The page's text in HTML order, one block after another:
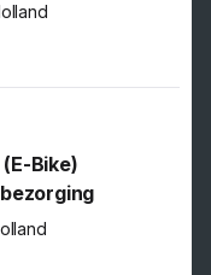
Bike)